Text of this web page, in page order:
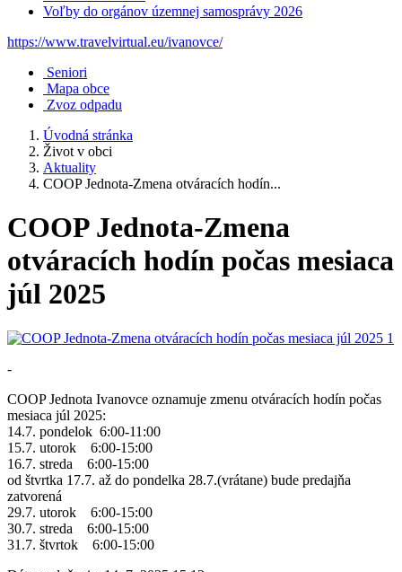
Voľby do orgánov územnej samosprávy 2026
https://www.travelvirtual.eu/ivanovce/
Seniori
Mapa obce
Zvoz odpadu
Úvodná stránka
Život v obci
Aktuality
COOP Jednota-Zmena otváracích hodín...
COOP Jednota-Zmena
otváracích hodín počas mesiaca
júl 2025
-
COOP Jednota Ivanovce oznamuje zmenu otváracích hodín počas
mesiaca júl 2025:
14.7. pondelok 6:00-11:00
15.7. utorok 6:00-15:00
16.7. streda 6:00-15:00
od štvrtka 17.7. až do pondelka 28.7.(vrátane) bude predajňa
zatvorená
29.7. utorok 6:00-15:00
30.7. streda 6:00-15:00
31.7. štvrtok 6:00-15:00